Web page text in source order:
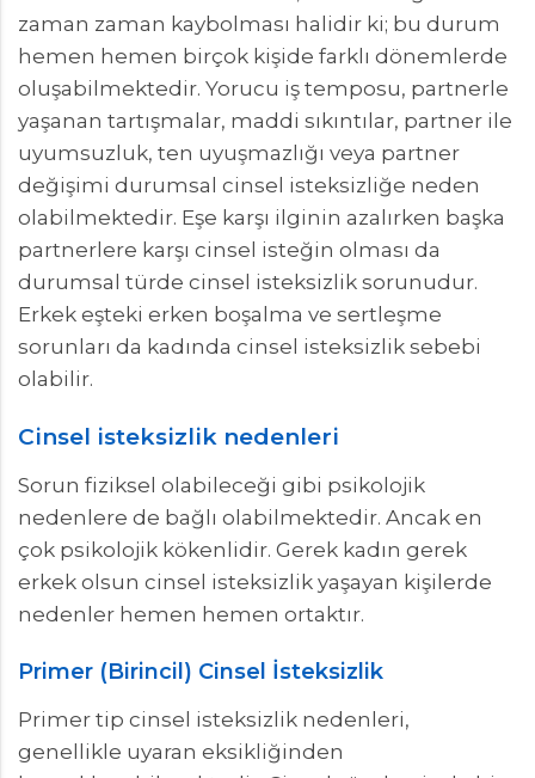
zaman zaman kaybolması halidir ki; bu durum
hemen hemen birçok kişide farklı dönemlerde
oluşabilmektedir. Yorucu iş temposu, partnerle
yaşanan tartışmalar, maddi sıkıntılar, partner ile
uyumsuzluk, ten uyuşmazlığı veya partner
değişimi durumsal cinsel isteksizliğe neden
olabilmektedir. Eşe karşı ilginin azalırken başka
partnerlere karşı cinsel isteğin olması da
durumsal türde cinsel isteksizlik sorunudur.
Erkek eşteki erken boşalma ve sertleşme
sorunları da kadında cinsel isteksizlik sebebi
olabilir.
Cinsel isteksizlik nedenleri
Sorun fiziksel olabileceği gibi psikolojik
nedenlere de bağlı olabilmektedir. Ancak en
çok psikolojik kökenlidir. Gerek kadın gerek
erkek olsun cinsel isteksizlik yaşayan kişilerde
nedenler hemen hemen ortaktır.
Primer (Birincil) Cinsel İsteksizlik
Primer tip cinsel isteksizlik nedenleri,
genellikle uyaran eksikliğinden